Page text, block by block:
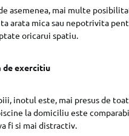
asemenea, mai multe
arata mica sau nepotrivita
oricarui spatiu.
de exercitiu
inotul este, mai presus de
la domiciliu este
fi si mai distractiv.